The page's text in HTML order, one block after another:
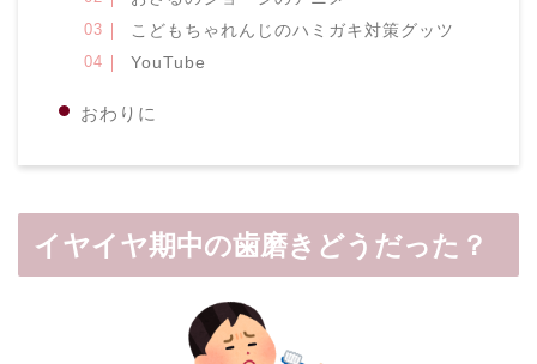
こどもちゃれんじのハミガキ対策グッツ
YouTube
おわりに
イヤイヤ期中の歯磨きどうだった？